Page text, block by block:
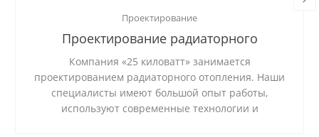
Проектирование
Проектирование радиаторного
отопления
Компания «25 киловатт» занимается
проектированием радиаторного отопления. Наши
специалисты имеют большой опыт работы,
используют современные технологии и